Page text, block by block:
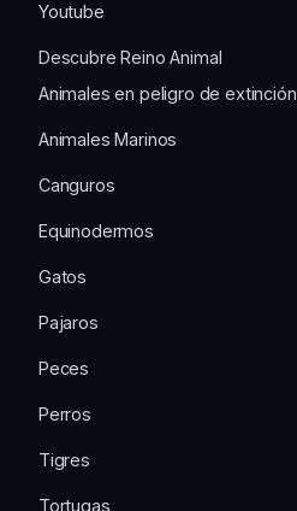
Youtube
Descubre Reino Animal
Animales en peligro de extinción
Animales Marinos
Canguros
Equinodermos
Gatos
Pajaros
Peces
Perros
Tigres
Tortugas